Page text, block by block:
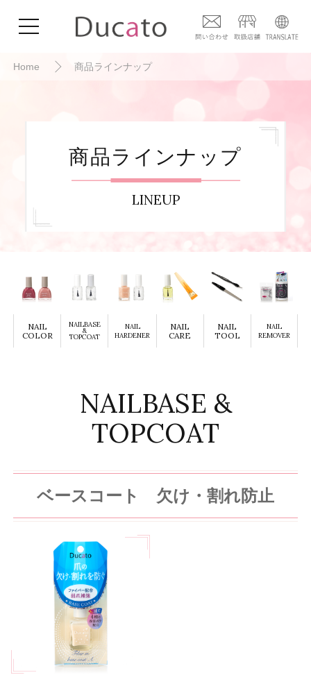
Home 商品ラインナップ
商品ラインナップ
LINEUP
NAIL
COLOR
NAILBASE
&
TOPCOAT
NAIL
HARDENER
NAIL
CARE
NAIL
TOOL
NAIL
REMOVER
NAILBASE &
TOPCOAT
ベースコート 欠け・割れ防止